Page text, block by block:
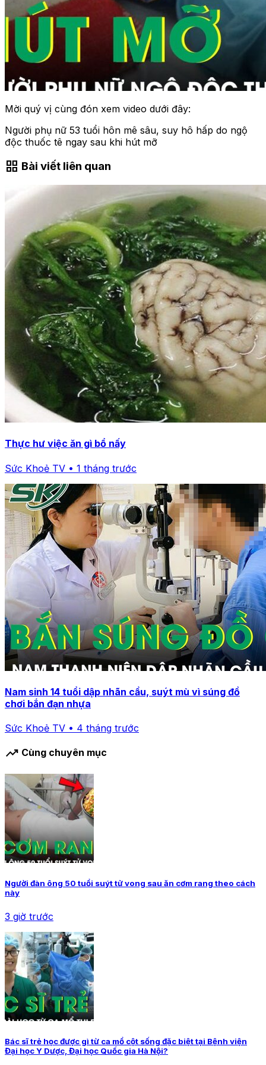
Mời quý vị cùng đón xem video dưới đây:
Người phụ nữ 53 tuổi hôn mê sâu, suy hô hấp do ngộ
độc thuốc tê ngay sau khi hút mỡ
grid_view Bài viết liên quan
Thực hư việc ăn gì bổ nấy
Sức Khoẻ TV • 1 tháng trước
Nam sinh 14 tuổi dập nhãn cầu, suýt mù vì súng đồ
chơi bắn đạn nhựa
Sức Khoẻ TV • 4 tháng trước
trending_up Cùng chuyên mục
Người đàn ông 50 tuổi suýt tử vong sau ăn cơm rang theo cách
này
3 giờ trước
Bác sĩ trẻ học được gì từ ca mổ cột sống đặc biệt tại Bệnh viện
Đại học Y Dược, Đại học Quốc gia Hà Nội?